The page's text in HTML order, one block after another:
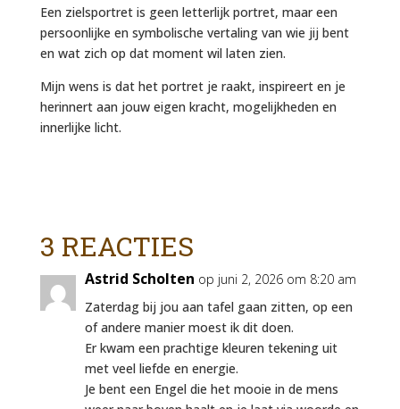
Een zielsportret is geen letterlijk portret, maar een
persoonlijke en symbolische vertaling van wie jij bent
en wat zich op dat moment wil laten zien.
Mijn wens is dat het portret je raakt, inspireert en je
herinnert aan jouw eigen kracht, mogelijkheden en
innerlijke licht.
3 REACTIES
Astrid Scholten op juni 2, 2026 om 8:20 am
Zaterdag bij jou aan tafel gaan zitten, op een
of andere manier moest ik dit doen.
Er kwam een prachtige kleuren tekening uit
met veel liefde en energie.
Je bent een Engel die het mooie in de mens